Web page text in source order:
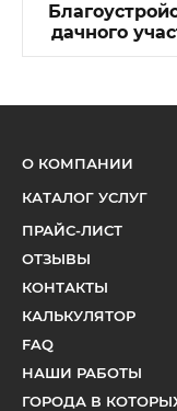
дачного
О КОМПАНИИ
КАТАЛОГ УСЛУГ
ПРАЙС-ЛИСТ
ОТЗЫВЫ
КОНТАКТЫ
КАЛЬКУЛЯТОР
FAQ
НАШИ РАБОТЫ
ГОРОДА В